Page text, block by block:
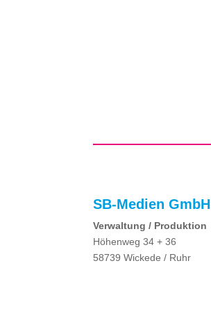
SB-Medien GmbH
Verwaltung / Produktion
Höhenweg 34 + 36
58739 Wickede / Ruhr